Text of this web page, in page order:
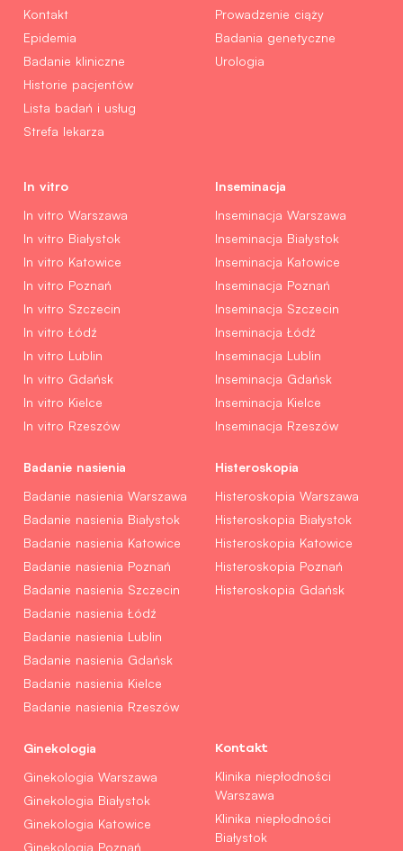
Kontakt
Epidemia
Badanie kliniczne
Historie pacjentów
Lista badań i usług
Strefa lekarza
Prowadzenie ciąży
Badania genetyczne
Urologia
In vitro
In vitro Warszawa
In vitro Białystok
In vitro Katowice
In vitro Poznań
In vitro Szczecin
In vitro Łódź
In vitro Lublin
In vitro Gdańsk
In vitro Kielce
In vitro Rzeszów
Inseminacja
Inseminacja Warszawa
Inseminacja Białystok
Inseminacja Katowice
Inseminacja Poznań
Inseminacja Szczecin
Inseminacja Łódź
Inseminacja Lublin
Inseminacja Gdańsk
Inseminacja Kielce
Inseminacja Rzeszów
Badanie nasienia
Badanie nasienia Warszawa
Badanie nasienia Białystok
Badanie nasienia Katowice
Badanie nasienia Poznań
Badanie nasienia Szczecin
Badanie nasienia Łódź
Badanie nasienia Lublin
Badanie nasienia Gdańsk
Badanie nasienia Kielce
Badanie nasienia Rzeszów
Histeroskopia
Histeroskopia Warszawa
Histeroskopia Białystok
Histeroskopia Katowice
Histeroskopia Poznań
Histeroskopia Gdańsk
Ginekologia
Ginekologia Warszawa
Ginekologia Białystok
Ginekologia Katowice
Ginekologia Poznań
Kontakt
Klinika niepłodności
Warszawa
Klinika niepłodności
Białystok